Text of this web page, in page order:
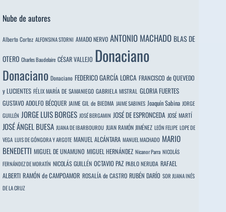
Nube de autores
Alberto Cortez ALFONSINA STORNI AMADO NERVO ANTONIO MACHADO BLAS DE
OTERO Charles Baudelaire CÉSAR VALLEJO Donaciano
Donaciano Donaciano FEDERICO GARCÍA LORCA FRANCISCO de QUEVEDO
y LUCIENTES FÉLIX MARÍA DE SAMANIEGO GABRIELA MISTRAL GLORIA FUERTES
GUSTAVO ADOLFO BÉCQUER JAIME GIL de BIEDMA JAIME SABINES Joaquín Sabina JORGE
GUILLÉN JORGE LUIS BORGES JOSÉ BERGAMIN JOSÉ DE ESPRONCEDA JOSÉ MARTÍ
JOSÉ ÁNGEL BUESA JUANA DE IBARBOUROU JUAN RAMÓN JIMÉNEZ LEÓN FELIPE LOPE DE
VEGA LUIS DE GÓNGORA Y ARGOTE MANUEL ALCÁNTARA MANUEL MACHADO MARIO
BENEDETTI MIGUEL DE UNAMUNO MIGUEL HERNÁNDEZ Nicanor Parra NICOLÁS
FERNÁNDEZ DE MORATÍN NICOLÁS GUILLÉN OCTAVIO PAZ PABLO NERUDA RAFAEL
ALBERTI RAMÓN de CAMPOAMOR ROSALÍA de CASTRO RUBÉN DARÍO SOR JUANA INÉS
DE LA CRUZ